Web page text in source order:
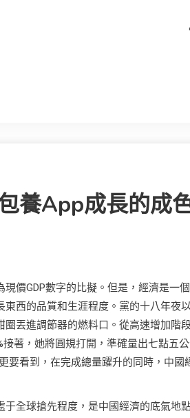
養app成長的成
價GDP數字的比擬。但是，經濟是一
東西的品質和生涯程度。黨的十八年夜
圈丟進調節器的燃料口。從高速增加階
著，她將圓規打開，準確量出七點五
要看到，在完成總量躍升的同時，中
全球搶先程度，是中國經濟的底氣地